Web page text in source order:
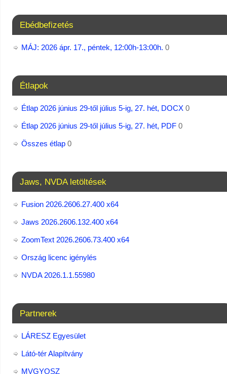
Ebédbefizetés
MÁJ: 2026 ápr. 17., péntek, 12:00h-13:00h. 0
Étlapok
Étlap 2026 június 29-től július 5-ig, 27. hét, DOCX0
Étlap 2026 június 29-től július 5-ig, 27. hét, PDF0
Összes étlap0
Jaws, NVDA letöltések
Fusion 2026.2606.27.400 x64
Jaws 2026.2606.132.400 x64
ZoomText 2026.2606.73.400​ x64
Ország licenc igénylés
NVDA 2026.1.1.55980
Partnerek
LÁRESZ Egyesület
Látó-tér Alapítvány
MVGYOSZ